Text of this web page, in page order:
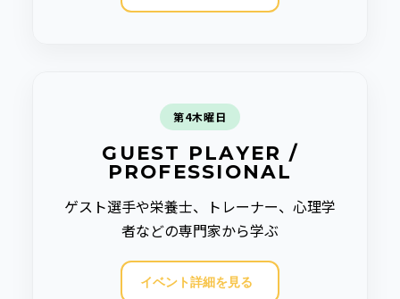
第4木曜日
GUEST PLAYER /
PROFESSIONAL
ゲスト選手や栄養士、トレーナー、心理学
者などの専門家から学ぶ
イベント詳細を見る